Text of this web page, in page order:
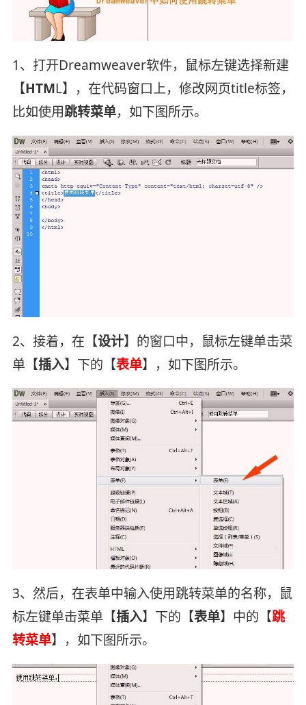
1、打开Dreamweaver软件，鼠标左键选择新建
【HTML】，在代码窗口上，修改网页title标签，
比如使用跳转菜单，如下图所示。
2、接着，在【设计】的窗口中，鼠标左键单击菜
单【插入】下的【表单】，如下图所示。
3、然后，在表单中输入使用跳转菜单的名称，鼠
标左键单击菜单【插入】下的【表单】中的【跳
转菜单】，如下图所示。